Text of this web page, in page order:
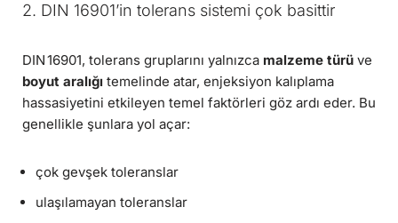
2. DIN 16901’in tolerans sistemi çok basittir
DIN 16901, tolerans gruplarını yalnızca malzeme türü ve
boyut aralığı temelinde atar, enjeksiyon kalıplama
hassasiyetini etkileyen temel faktörleri göz ardı eder. Bu
genellikle şunlara yol açar:
çok gevşek toleranslar
ulaşılamayan toleranslar